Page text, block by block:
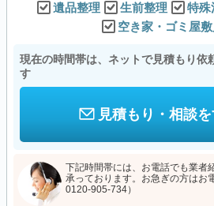
遺品整理 生前整理 特殊
空き家・ゴミ屋
現在の時間帯は、ネットで見積もり依
す
見積もり・相談
下記時間帯には、お電話でも業者
承っております。お急ぎの方はお
0120-905-734）